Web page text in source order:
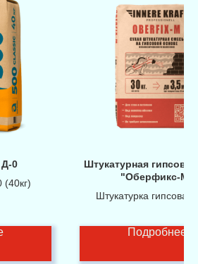
0
Штукатурная
"Оберфикс-M"
Штукатурка гипсовая
Подробнее